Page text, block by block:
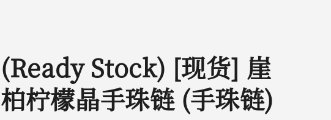
(Ready Stock) [现货] 崖
柏柠檬晶手珠链 (手珠链)